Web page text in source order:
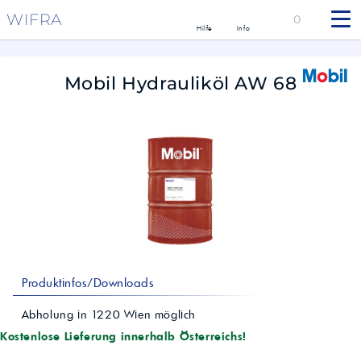
WIFRA Hilfe Info
0
Mobil Hydrauliköl AW 68
Produktinfos/Downloads
Abholung in 1220 Wien möglich
Kostenlose Lieferung innerhalb Österreichs!